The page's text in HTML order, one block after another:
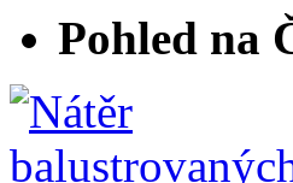
Pohled na